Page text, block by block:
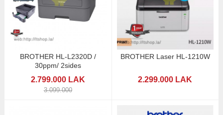
BROTHER HL-L2320D /
30ppm/ 2sides
2.799.000 LAK
3.099.000
BROTHER Laser HL-1210W
2.299.000 LAK